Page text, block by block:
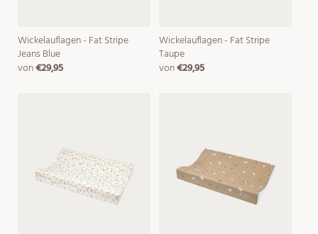
Wickelauflagen - Fat Stripe
Jeans Blue
normaler
von€29,95
Wickelauflagen - Fat Stripe
Taupe
normaler
von€29,95